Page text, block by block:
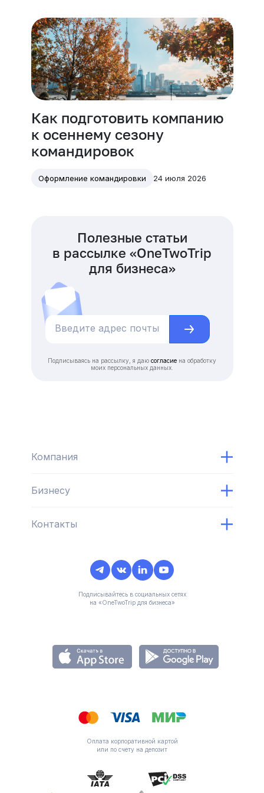
Как подготовить компанию
к осеннему сезону
командировок
Оформление командировки 24 июля 2026
Полезные статьи
в рассылке «OneTwoTrip
для бизнеса»
Подписываясь на рассылку, я даю согласие на обработку
моих персональных данных.
Компания
Бизнесу
Контакты
Подписывайтесь в социальных сетях
на «OneTwoTrip для бизнеса»
Оплата корпоративной картой
или по счету на депозит